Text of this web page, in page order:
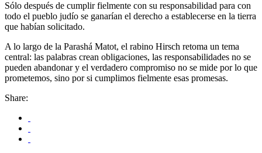
Sólo después de cumplir fielmente con su responsabilidad para con
todo el pueblo judío se ganarían el derecho a establecerse en la tierra
que habían solicitado.
A lo largo de la Parashá Matot, el rabino Hirsch retoma un tema
central: las palabras crean obligaciones, las responsabilidades no se
pueden abandonar y el verdadero compromiso no se mide por lo que
prometemos, sino por si cumplimos fielmente esas promesas.
Share: